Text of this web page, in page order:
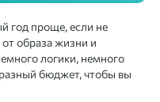
год проще, если не
образа жизни и
логики, немного
бюджет, чтобы вы